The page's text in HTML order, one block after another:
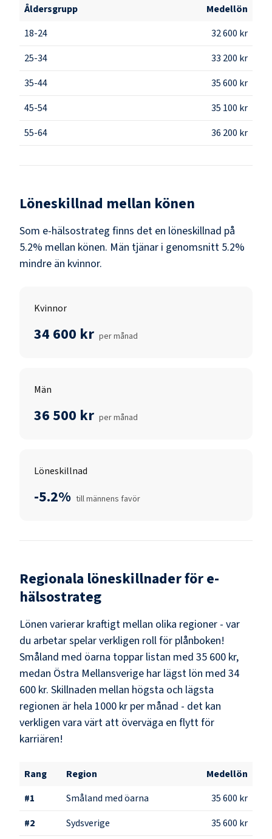
Åldersgrupp
Medellön
18-24
32 600 kr
25-34
33 200 kr
35-44
35 600 kr
45-54
35 100 kr
55-64
36 200 kr
Löneskillnad mellan könen
Som e-hälsostrateg finns det en löneskillnad på
5.2% mellan könen. Män tjänar i genomsnitt 5.2%
mindre än kvinnor.
Kvinnor
34 600 kr per månad
Män
36 500 kr per månad
Löneskillnad
-5.2% till männens favör
Regionala löneskillnader före-
hälsostrateg
Lönen varierar kraftigt mellan olika regioner - var
du arbetar spelar verkligen roll för plånboken!
Småland med öarna toppar listan med 35 600 kr,
medan Östra Mellansverige har lägst lön med 34
600 kr. Skillnaden mellan högsta och lägsta
regionen är hela 1000 kr per månad - det kan
verkligen vara värt att överväga en flytt för
karriären!
Rang Region
Medellön
#1 Småland med öarna
35 600 kr
#2 Sydsverige 35 600 kr